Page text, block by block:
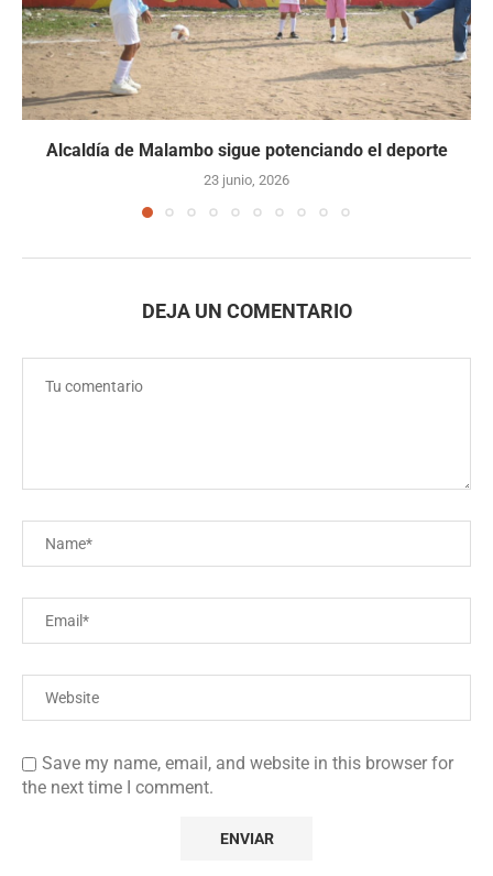
Alcaldía de Malambo sigue potenciando el deporte
23 junio, 2026
DEJA UN COMENTARIO
Save my name, email, and website in this browser for
the next time I comment.